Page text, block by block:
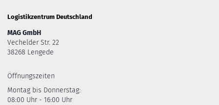
Logistikzentrum Deutschland
MAG GmbH
Vechelder Str. 22
38268 Lengede
Öffnungszeiten
Montag bis Donnerstag:
08:00 Uhr - 16:00 Uhr